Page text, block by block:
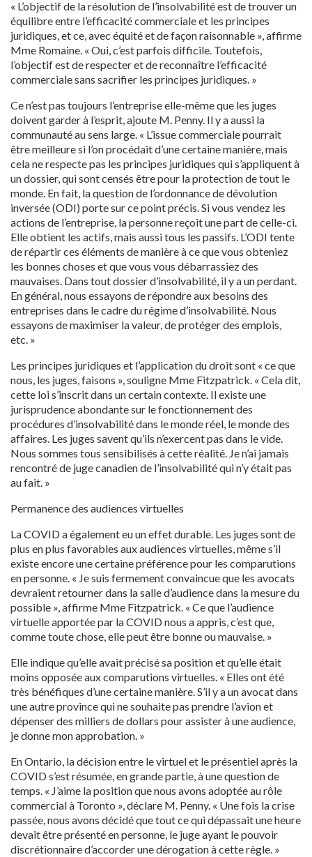
« L’objectif de la résolution de l’insolvabilité est de trouver un
équilibre entre l’efficacité commerciale et les principes
juridiques, et ce, avec équité et de façon raisonnable », affirme
Mme Romaine. « Oui, c’est parfois difficile. Toutefois,
l’objectif est de respecter et de reconnaître l’efficacité
commerciale sans sacrifier les principes juridiques. »
Ce n’est pas toujours l’entreprise elle-même que les juges
doivent garder à l’esprit, ajoute M. Penny. Il y a aussi la
communauté au sens large. « L’issue commerciale pourrait
être meilleure si l’on procédait d’une certaine manière, mais
cela ne respecte pas les principes juridiques qui s’appliquent à
un dossier, qui sont censés être pour la protection de tout le
monde. En fait, la question de l’ordonnance de dévolution
inversée (ODI) porte sur ce point précis. Si vous vendez les
actions de l’entreprise, la personne reçoit une part de celle-ci.
Elle obtient les actifs, mais aussi tous les passifs. L’ODI tente
de répartir ces éléments de manière à ce que vous obteniez
les bonnes choses et que vous vous débarrassiez des
mauvaises. Dans tout dossier d’insolvabilité, il y a un perdant.
En général, nous essayons de répondre aux besoins des
entreprises dans le cadre du régime d’insolvabilité. Nous
essayons de maximiser la valeur, de protéger des emplois,
etc. »
Les principes juridiques et l’application du droit sont « ce que
nous, les juges, faisons », souligne Mme Fitzpatrick. « Cela dit,
cette loi s’inscrit dans un certain contexte. Il existe une
jurisprudence abondante sur le fonctionnement des
procédures d’insolvabilité dans le monde réel, le monde des
affaires. Les juges savent qu’ils n’exercent pas dans le vide.
Nous sommes tous sensibilisés à cette réalité. Je n’ai jamais
rencontré de juge canadien de l’insolvabilité qui n’y était pas
au fait. »
Permanence des audiences virtuelles
La COVID a également eu un effet durable. Les juges sont de
plus en plus favorables aux audiences virtuelles, même s’il
existe encore une certaine préférence pour les comparutions
en personne. « Je suis fermement convaincue que les avocats
devraient retourner dans la salle d’audience dans la mesure du
possible », affirme Mme Fitzpatrick. « Ce que l’audience
virtuelle apportée par la COVID nous a appris, c’est que,
comme toute chose, elle peut être bonne ou mauvaise. »
Elle indique qu’elle avait précisé sa position et qu’elle était
moins opposée aux comparutions virtuelles. « Elles ont été
très bénéfiques d’une certaine manière. S’il y a un avocat dans
une autre province qui ne souhaite pas prendre l’avion et
dépenser des milliers de dollars pour assister à une audience,
je donne mon approbation. »
En Ontario, la décision entre le virtuel et le présentiel après la
COVID s’est résumée, en grande partie, à une question de
temps. « J’aime la position que nous avons adoptée au rôle
commercial à Toronto », déclare M. Penny. « Une fois la crise
passée, nous avons décidé que tout ce qui dépassait une heure
devait être présenté en personne, le juge ayant le pouvoir
discrétionnaire d’accorder une dérogation à cette règle. »